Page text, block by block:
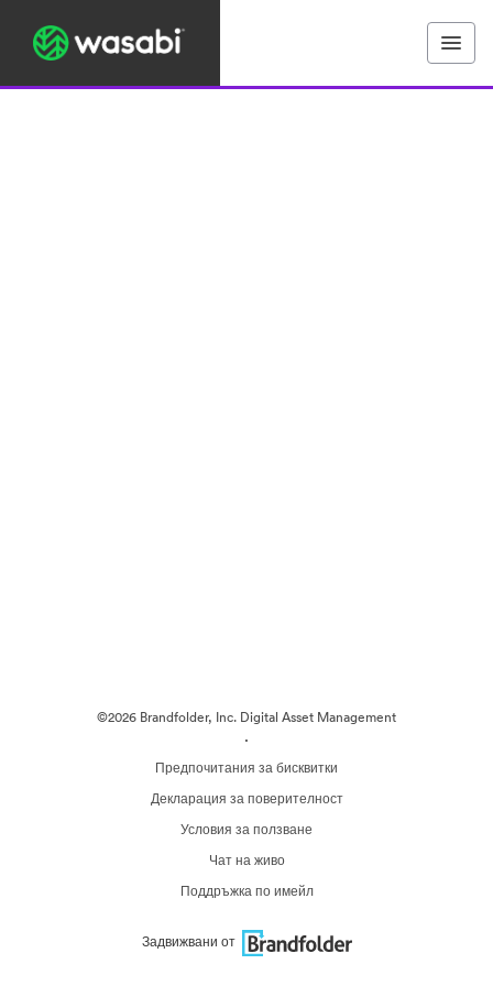
©2026 Brandfolder, Inc. Digital Asset Management
·
Предпочитания за бисквитки
Декларация за поверителност
Условия за ползване
Чат на живо
Поддръжка по имейл
Задвижвани от